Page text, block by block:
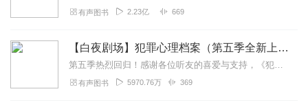
wuhan513985
场 爱你破烂的衣裳 却敢堵命运的枪 爱你和我那么像 缺口都
有声图书 2.23亿 669
【白夜剧场】犯罪心理档案（第五季全新上线）|惊心动魄的心理罪案全书|《十宗罪》作者倾力推荐
第五季热烈回归！感谢各位听友的喜爱与支持，《犯罪心理档案》第五季于2024年5月27日正式上线，欢迎大家继续追听~音频制作组配音导演——東君剧本编辑/后期监制—...
有声图书 5970.76万 369